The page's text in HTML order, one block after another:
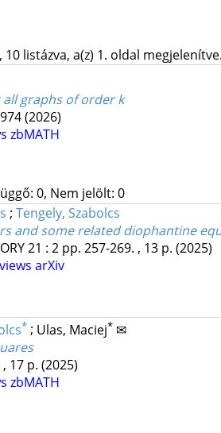
listázva, a(z) 1. oldal megjelenítve.
graphs of order k
(2026)
zbMATH
0, Nem jelölt: 0
; Tengely, Szabolcs
and some related diophantine
21 : 2 pp. 257-269. , 13 p. (2025)
arXiv
* ; Ulas, Maciej*✉
17 p. (2025)
zbMATH